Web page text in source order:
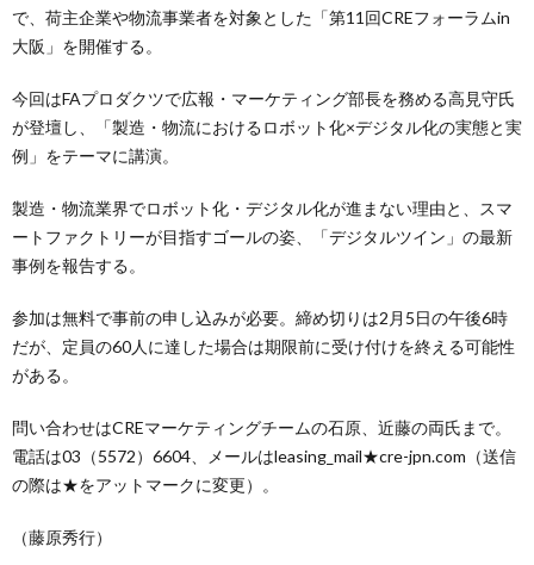
で、荷主企業や物流事業者を対象とした「第11回CREフォーラムin
大阪」を開催する。
今回はFAプロダクツで広報・マーケティング部長を務める高見守氏
が登壇し、「製造・物流におけるロボット化×デジタル化の実態と実
例」をテーマに講演。
製造・物流業界でロボット化・デジタル化が進まない理由と、スマ
ートファクトリーが目指すゴールの姿、「デジタルツイン」の最新
事例を報告する。
参加は無料で事前の申し込みが必要。締め切りは2月5日の午後6時
だが、定員の60人に達した場合は期限前に受け付けを終える可能性
がある。
問い合わせはCREマーケティングチームの石原、近藤の両氏まで。
電話は03（5572）6604、メールはleasing_mail★cre-jpn.com（送信
の際は★をアットマークに変更）。
（藤原秀行）